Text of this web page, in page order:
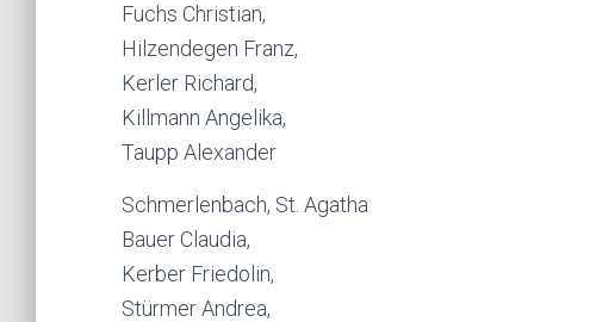
Fuchs Christian,
Hilzendegen Franz,
Kerler Richard,
Killmann Angelika,
Taupp Alexander
Schmerlenbach, St. Agatha
Bauer Claudia,
Kerber Friedolin,
Stürmer Andrea,